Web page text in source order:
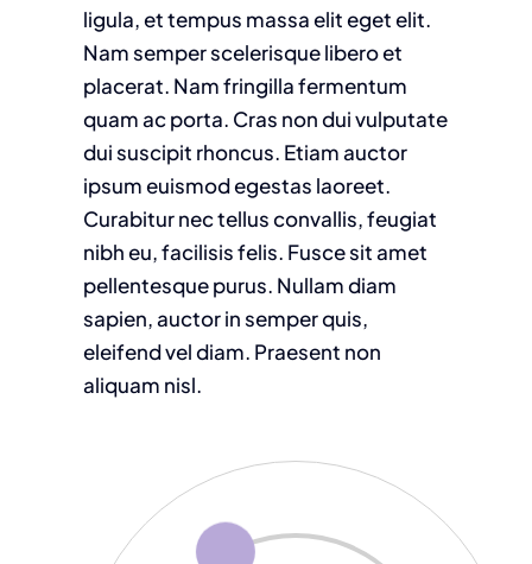
ligula, et tempus massa elit eget elit.
Nam semper scelerisque libero et
placerat. Nam fringilla fermentum
quam ac porta. Cras non dui vulputate
dui suscipit rhoncus. Etiam auctor
ipsum euismod egestas laoreet.
Curabitur nec tellus convallis, feugiat
nibh eu, facilisis felis. Fusce sit amet
pellentesque purus. Nullam diam
sapien, auctor in semper quis,
eleifend vel diam. Praesent non
aliquam nisl.